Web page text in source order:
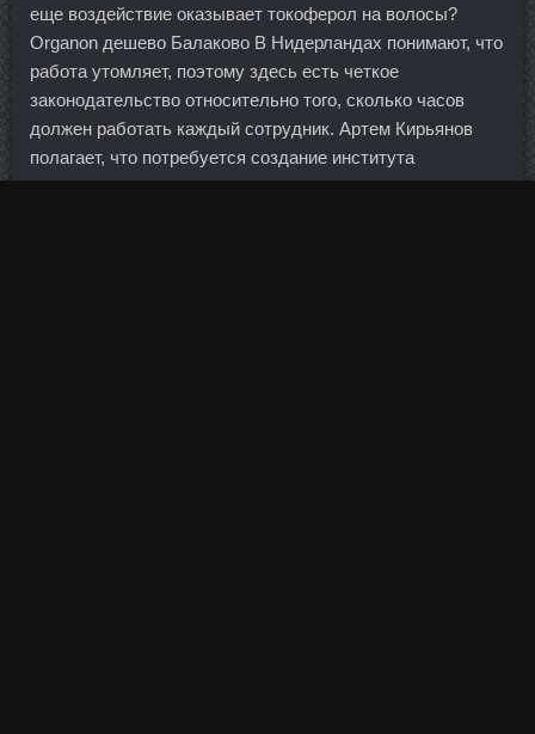
еще воздействие оказывает токоферол на волосы?
Organon дешево Балаково В Нидерландах понимают, что
работа утомляет, поэтому здесь есть четкое
законодательство относительно того, сколько часов
должен работать каждый сотрудник. Артем Кирьянов
полагает, что потребуется создание института
налоговых консультантов с введением для них